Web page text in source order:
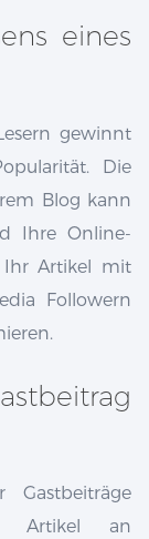
eines
gewinnt
Die
Blog kann
Ihre Online-
Ihr Artikel mit
Followern
Artikel an